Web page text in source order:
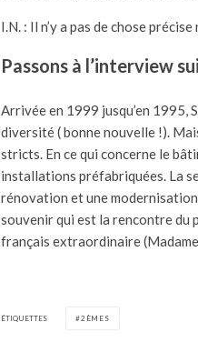
I.N. : Il n’y a pas de chose
Passons à l’interview
Arrivée en 1999 jusqu’en 1995,
diversité ( bonne nouvelle !).
stricts. En ce qui concerne le
installations préfabriquées. La
rénovation et une
souvenir qui est la rencontre du
français extraordinaire
ÉTIQUETTES 2ÈMES